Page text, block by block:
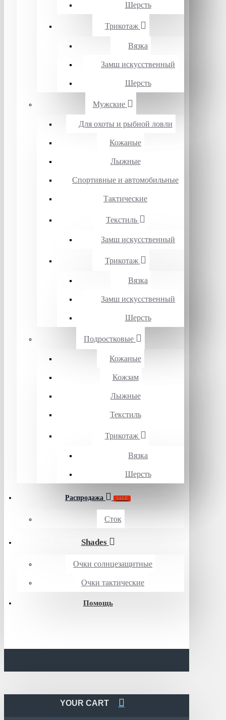
Шерсть
Трикотаж
Вязка
Замш искусственный
Шерсть
Мужские
Для охоты и рыбной ловли
Кожаные
Лыжные
Спортивные и автомобильные
Тактические
Текстиль
Замш искусственный
Трикотаж
Вязка
Замш искусственный
Шерсть
Подростковые
Кожаные
Кожзам
Лыжные
Текстиль
Трикотаж
Вязка
Шерсть
Распродажа SALE
Сток
Shades
Очки солнцезащитные
Очки тактические
Помощь
YOUR CART